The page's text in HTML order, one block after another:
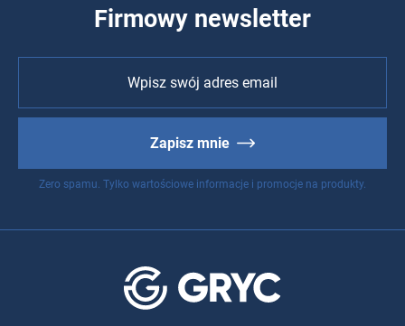
Firmowy newsletter
Zapisz mnie
Zero spamu. Tylko wartościowe informacje i promocje na produkty.